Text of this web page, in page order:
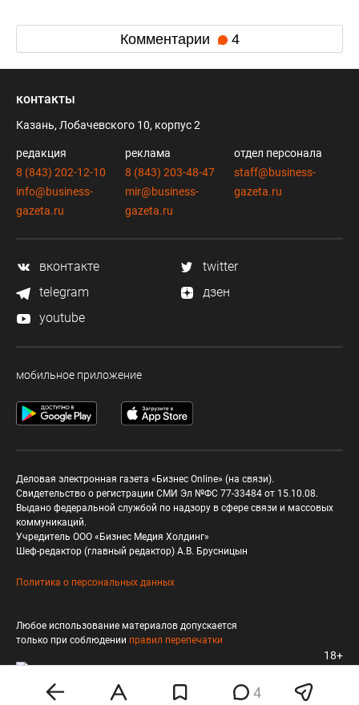
Комментарии 4
4
контакты
Казань, Лобачевского 10, корпус 2
редакция
8 (843) 202-12-10
info@business-
gazeta.ru
реклама
8 (843) 203-48-47
mir@business-
gazeta.ru
отдел персонала
staff@business-
gazeta.ru
вконтакте
twitter
telegram
дзен
youtube
мобильное приложение
Деловая электронная газета «Бизнес Online» (на связи).
Свидетельство о регистрации СМИ Эл №ФС 77-33484 от 15.10.08.
Выдано федеральной службой по надзору в сфере связи и массовых
коммуникаций.
Учредитель ООО «Бизнес Медия Холдинг»
Шеф-редактор (главный редактор) А.В. Брусницын
Политика о персональных данных
Любое использование материалов допускается
только при соблюдении правил перепечатки
18+